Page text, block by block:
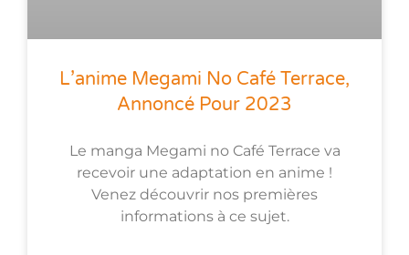
L’anime Megami No Café Terrace,
Annoncé Pour 2023
Le manga Megami no Café Terrace va
recevoir une adaptation en anime !
Venez découvrir nos premières
informations à ce sujet.